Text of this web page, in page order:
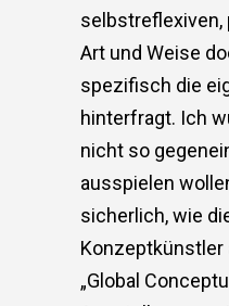
Art und Weise
spezifisch die
hinterfragt. Ich
nicht so
ausspielen
sicherlich, wie
Konzeptkünstler
„Global